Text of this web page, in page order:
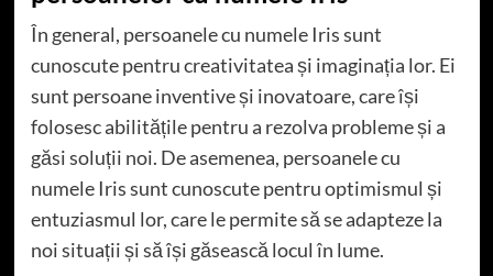
În general, persoanele cu numele Iris sunt
cunoscute pentru creativitatea și imaginația lor. Ei
sunt persoane inventive și inovatoare, care își
folosesc abilitățile pentru a rezolva probleme și a
găsi soluții noi. De asemenea, persoanele cu
numele Iris sunt cunoscute pentru optimismul și
entuziasmul lor, care le permite să se adapteze la
noi situații și să își găsească locul în lume.